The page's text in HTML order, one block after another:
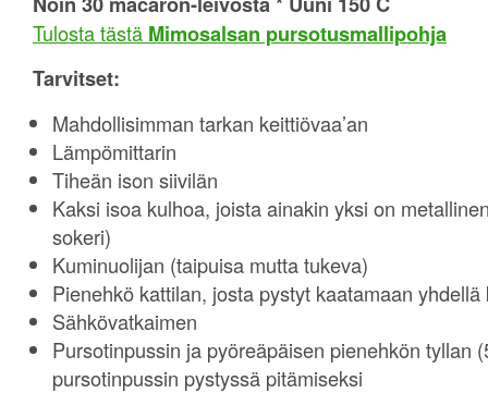
Tulosta tästä Mimosalsan pursotusmallipohja
Tarvitset:
Mahdollisimman tarkan keittiövaa’an
Lämpömittarin
Tiheän ison siivilän
Kaksi isoa kulhoa, joista ainakin yksi on
sokeri)
Kuminuolijan (taipuisa mutta tukeva)
Pienehkö kattilan, josta pystyt kaatamaan yhdellä
Sähkövatkaimen
Pursotinpussin ja pyöreäpäisen pienehkön tyllan
pursotinpussin pystyssä pitämiseksi